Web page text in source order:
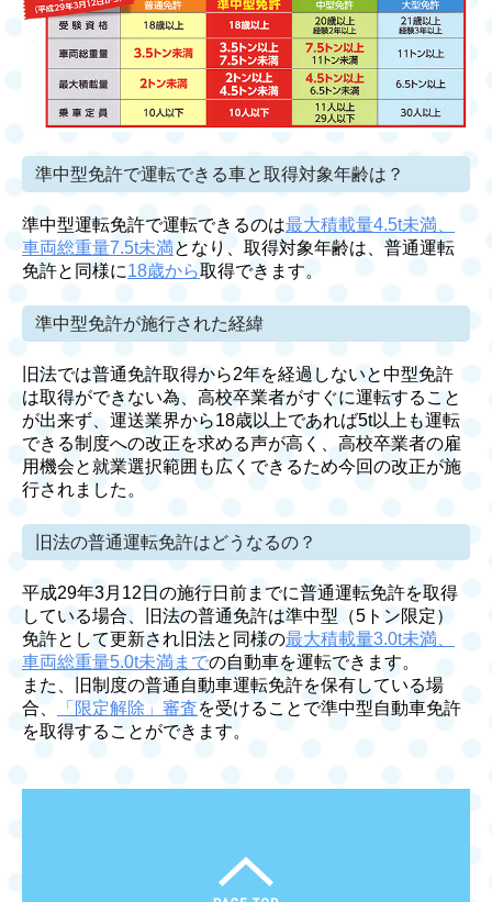
準中型免許で運転できる車と取得対象年齢は？
準中型運転免許で運転できるのは最大積載量4.5t未満、
車両総重量7.5t未満となり、取得対象年齢は、普通運転
免許と同様に18歳から取得できます。
準中型免許が施行された経緯
旧法では普通免許取得から2年を経過しないと中型免許
は取得ができない為、高校卒業者がすぐに運転すること
が出来ず、運送業界から18歳以上であれば5t以上も運転
できる制度への改正を求める声が高く、高校卒業者の雇
用機会と就業選択範囲も広くできるため今回の改正が施
行されました。
旧法の普通運転免許はどうなるの？
平成29年3月12日の施行日前までに普通運転免許を取得
している場合、旧法の普通免許は準中型（5トン限定）
免許として更新され旧法と同様の最大積載量3.0t未満、
車両総重量5.0t未満までの自動車を運転できます。
また、旧制度の普通自動車運転免許を保有している場
合、
「限定解除」審査を受けることで準中型自動車免許
を取得することができます。